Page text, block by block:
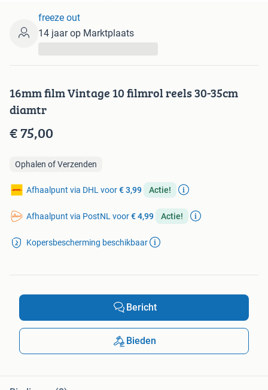
16mm film Vintage 10 filmrol reels 30-35cm
diamtr
€ 75,00
Ophalen of Verzenden
Afhaalpunt via DHL voor€ 3,99 Actie!
Afhaalpunt via PostNL voor€ 4,99 Actie!
Kopersbescherming beschikbaar
freeze out
14 jaar op Marktplaats
Bericht
Bieden